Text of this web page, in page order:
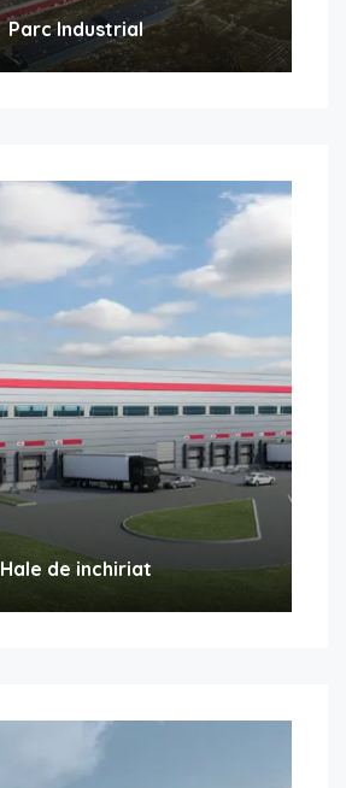
Parc Industrial
Hale de inchiriat